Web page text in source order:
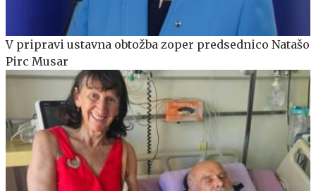
V pripravi ustavna obtožba zoper predsednico Natašo
Pirc Musar